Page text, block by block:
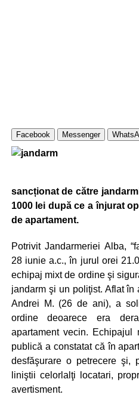
Facebook Messenger
sancționat de către
1000 lei după ce a înjurat
de apartament.
Potrivit Jandarmeriei Alba,
28 iunie a.c., în jurul orei
echipaj mixt de ordine şi
jandarm şi un poliţist. Aflat în
Andrei M. (26 de ani), a
ordine deoarece era
apartament vecin.
publică a constatat că în
desfăşurare o petrecere şi,
liniştii celorlalţi locatari,
avertisment.